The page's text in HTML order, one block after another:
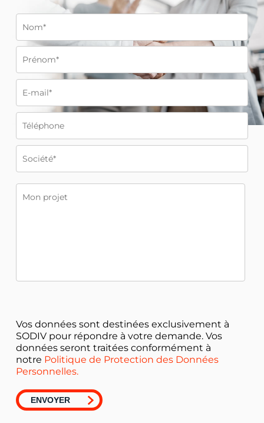
Vos données sont destinées exclusivement à
SODIV pour répondre à votre demande. Vos
données seront traitées conformément à
notre Politique de Protection des Données
Personnelles.